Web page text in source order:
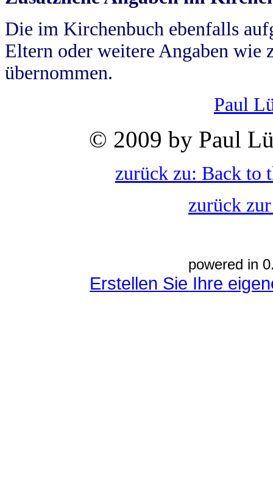
Die im Kirchenbuch ebenfalls
Eltern oder weitere Angaben wie
übernommen.
Paul
© 2009 by Paul
zurück zu: Back to
zurück
powered in
Erstellen Sie Ihre